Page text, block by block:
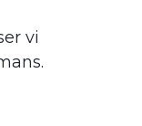
vi